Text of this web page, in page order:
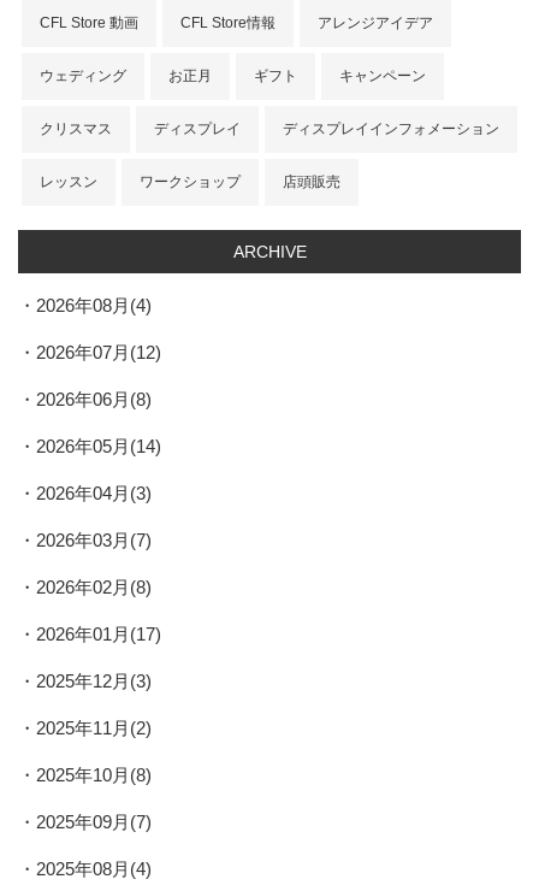
CFL Store 動画 CFL Store情報 アレンジアイデア
ウェディング お正月 ギフト キャンペーン
クリスマス ディスプレイ ディスプレイインフォメーション
レッスン ワークショップ 店頭販売
ARCHIVE
2026年08月(4)
2026年07月(12)
2026年06月(8)
2026年05月(14)
2026年04月(3)
2026年03月(7)
2026年02月(8)
2026年01月(17)
2025年12月(3)
2025年11月(2)
2025年10月(8)
2025年09月(7)
2025年08月(4)